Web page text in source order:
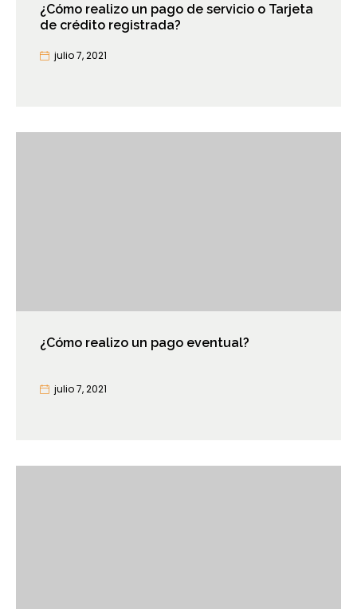
¿Cómo realizo un pago de servicio o Tarjeta
de crédito registrada?
julio 7, 2021
¿Cómo realizo un pago eventual?
julio 7, 2021